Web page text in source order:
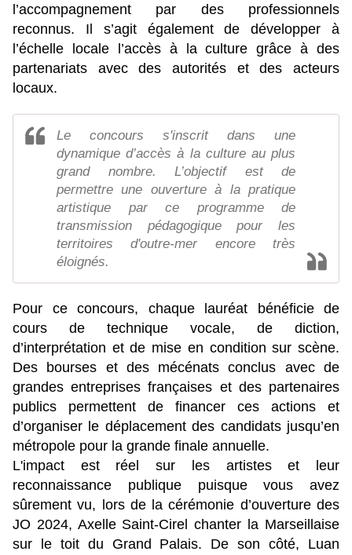
l’accompagnement par des professionnels
reconnus. Il s’agit également de développer à
l’échelle locale l’accès à la culture grâce à des
partenariats avec des autorités et des acteurs
locaux.
Le concours s'inscrit dans une
dynamique d’accès à la culture au plus
grand nombre. L’objectif est de
permettre une ouverture à la pratique
artistique par ce programme de
transmission pédagogique pour les
territoires d'outre-mer encore très
éloignés.
Pour ce concours, chaque lauréat bénéficie de
cours de technique vocale, de diction,
d’interprétation et de mise en condition sur scène.
Des bourses et des mécénats conclus avec de
grandes entreprises françaises et des partenaires
publics permettent de financer ces actions et
d’organiser le déplacement des candidats jusqu’en
métropole pour la grande finale annuelle.
L'impact est réel sur les artistes et leur
reconnaissance publique puisque vous avez
sûrement vu, lors de la cérémonie d’ouverture des
JO 2024, Axelle Saint-Cirel chanter la Marseillaise
sur le toit du Grand Palais. De son côté, Luan